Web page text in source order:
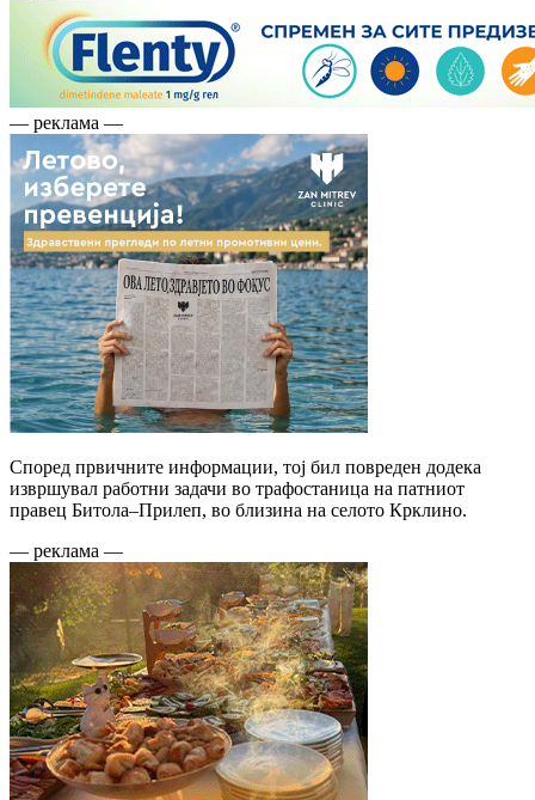
— реклама —
Според првичните информации, тој бил повреден додека
извршувал работни задачи во трафостаница на патниот
правец Битола–Прилеп, во близина на селото Крклино.
— реклама —